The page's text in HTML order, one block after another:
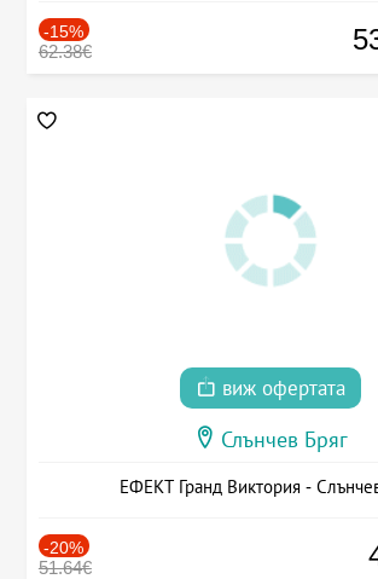
-15%
62.38€
виж офертата
Слънчев Бряг
ЕФЕКТ Гранд Виктория -
-20%
51.64€